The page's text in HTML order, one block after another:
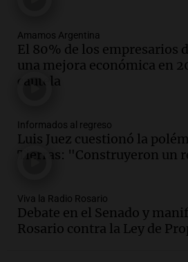
edificios icónicos
Panorama Federal
Episodios
Audio.
controvertidos
Panorama Federal
Episodios
privada en el Senado
Panorama Federal
Episodios
Amamos Argentina
El 80% de los empresarios
una mejora económica en
cautela
Informados al regreso
Luis Juez cuestionó la
Tierras: "Construyeron un
Viva la Radio Rosario
Debate en el Senado y
Rosario contra la Ley de